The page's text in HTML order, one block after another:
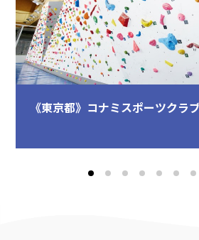
《東京都》コナミスポーツクラ